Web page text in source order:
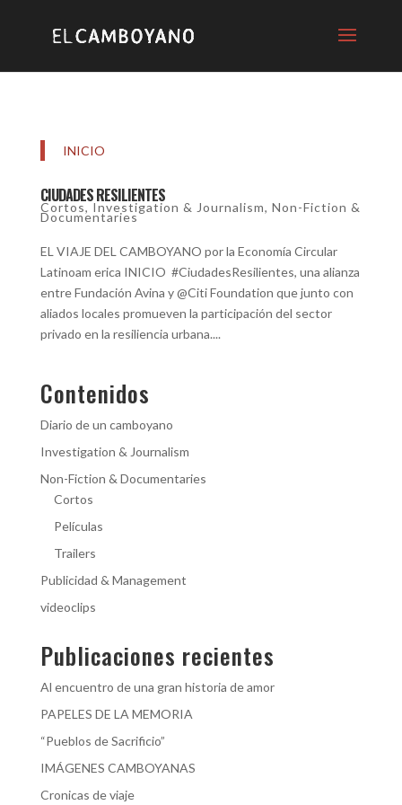
INICIO
CIUDADES RESILIENTES
Cortos, Investigation & Journalism, Non-Fiction &
Documentaries
EL VIAJE DEL CAMBOYANO por la Economía Circular
Latinoam erica INICIO #CiudadesResilientes, una alianza
entre Fundación Avina y @Citi Foundation que junto con
aliados locales promueven la participación del sector
privado en la resiliencia urbana....
Contenidos
Diario de un camboyano
Investigation & Journalism
Non-Fiction & Documentaries
Cortos
Películas
Trailers
Publicidad & Management
videoclips
Publicaciones recientes
Al encuentro de una gran historia de amor
PAPELES DE LA MEMORIA
“Pueblos de Sacrificio”
IMÁGENES CAMBOYANAS
Cronicas de viaje